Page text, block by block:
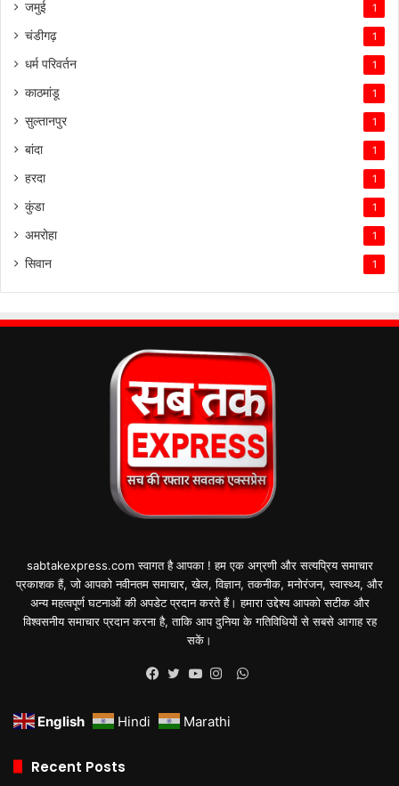
जमुई 1
चंडीगढ़ 1
धर्म परिवर्तन 1
काठमांडू 1
सुल्तानपुर 1
बांदा 1
हरदा 1
कुंडा 1
अमरोहा 1
सिवान 1
sabtakexpress.com स्वागत है आपका ! हम एक अग्रणी और सत्यप्रिय समाचार
प्रकाशक हैं, जो आपको नवीनतम समाचार, खेल, विज्ञान, तकनीक, मनोरंजन, स्वास्थ्य, और
अन्य महत्वपूर्ण घटनाओं की अपडेट प्रदान करते हैं। हमारा उद्देश्य आपको सटीक और
विश्वसनीय समाचार प्रदान करना है, ताकि आप दुनिया के गतिविधियों से सबसे आगाह रह
सकें।
WhatsApp
English Hindi Marathi
Recent Posts